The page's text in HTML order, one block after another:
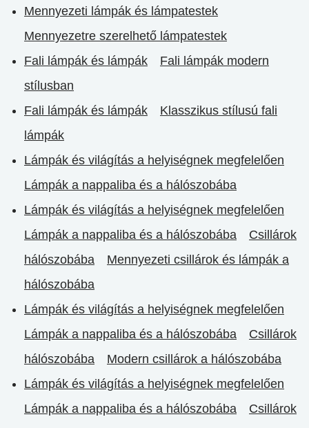
Mennyezeti lámpák és lámpatestek
Mennyezetre szerelhető lámpatestek
Fali lámpák és lámpák
Fali lámpák modern
stílusban
Fali lámpák és lámpák
Klasszikus stílusú fali
lámpák
Lámpák és világítás a helyiségnek megfelelően
Lámpák a nappaliba és a hálószobába
Lámpák és világítás a helyiségnek megfelelően
Lámpák a nappaliba és a hálószobába
Csillárok
hálószobába
Mennyezeti csillárok és lámpák a
hálószobába
Lámpák és világítás a helyiségnek megfelelően
Lámpák a nappaliba és a hálószobába
Csillárok
hálószobába
Modern csillárok a hálószobába
Lámpák és világítás a helyiségnek megfelelően
Lámpák a nappaliba és a hálószobába
Csillárok